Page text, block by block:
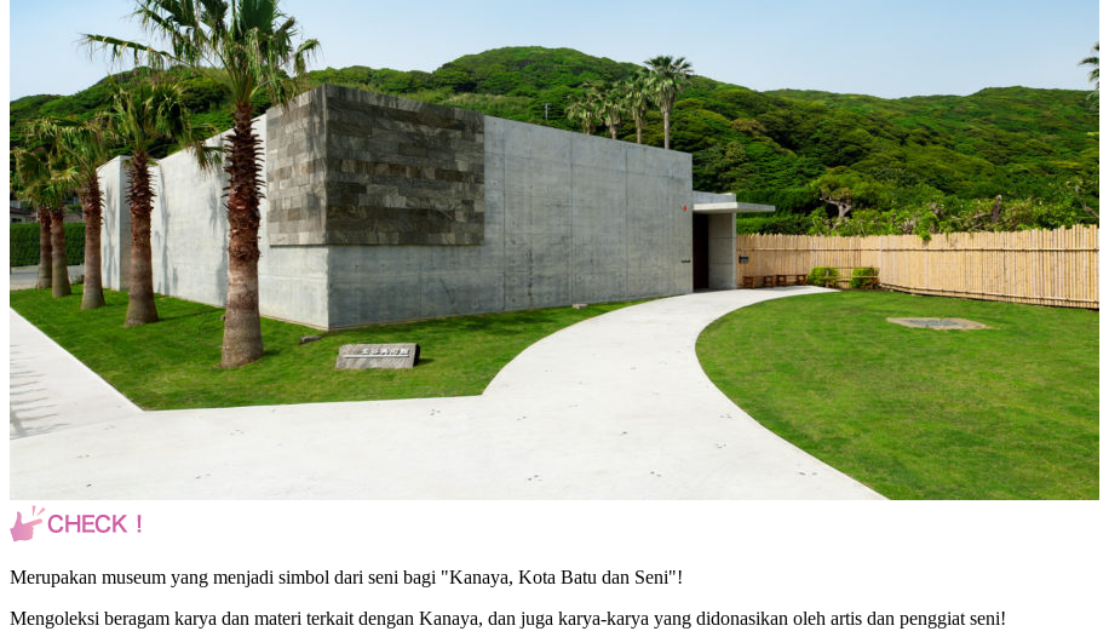
Merupakan museum yang menjadi simbol dari seni bagi "Kanaya, Kota Batu dan Seni"!
Mengoleksi beragam karya dan materi terkait dengan Kanaya, dan juga karya-karya yang didonasikan oleh artis dan penggiat seni!